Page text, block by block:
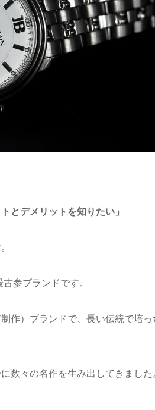
とデメリットを知りたい」
参ブランドです。
作）ブランドで、長い伝統で培っ
数々の名作を生み出してきました